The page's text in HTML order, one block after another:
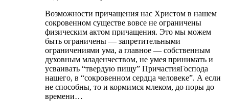
Возможности причащения нас Христом в нашем
сокровенном существе вовсе не ограничены
физическим актом причащения. Это мы можем
быть ограничены — запретительными
ограничениями ума, а главное — собственным
духовным младенчеством, не умея принимать и
усваивать “твердую пищу” ПричастияГоспода
нашего, в “сокровенном сердца человеке”. А если
не способны, то и кормимся млеком, до поры до
времени…